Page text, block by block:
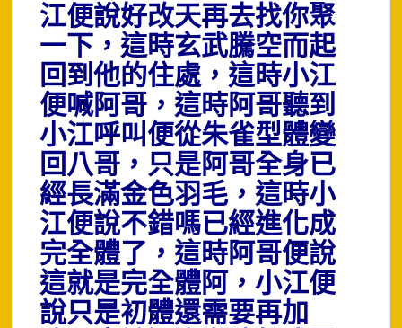
江便說好改天再去找你聚
一下，這時玄武騰空而起
回到他的住處，這時小江
便喊阿哥，這時阿哥聽到
小江呼叫便從朱雀型體變
回八哥，只是阿哥全身已
經長滿金色羽毛，這時小
江便說不錯嗎已經進化成
完全體了，這時阿哥便說
這就是完全體阿，小江便
說只是初體還需要再加